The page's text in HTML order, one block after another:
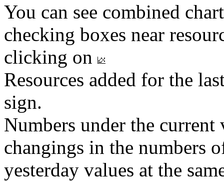
You can see combined
checking boxes near
clicking on
Resources added for the
sign.
Numbers under the
changings in the numbers
yesterday values at the